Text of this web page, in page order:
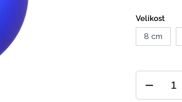
Velikost
8 cm